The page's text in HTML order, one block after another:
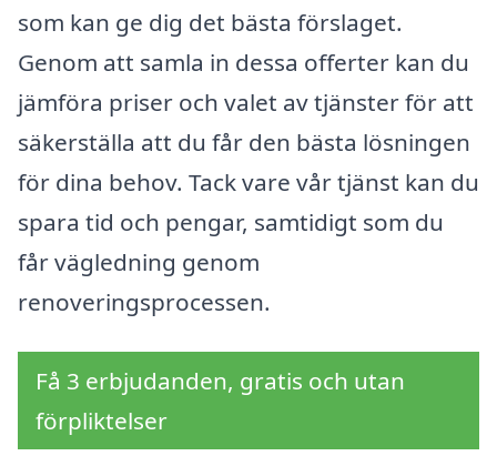
som kan ge dig det bästa förslaget.
Genom att samla in dessa offerter kan du
jämföra priser och valet av tjänster för att
säkerställa att du får den bästa lösningen
för dina behov. Tack vare vår tjänst kan du
spara tid och pengar, samtidigt som du
får vägledning genom
renoveringsprocessen.
Få 3 erbjudanden, gratis och utan
förpliktelser